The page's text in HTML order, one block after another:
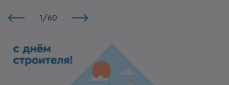
1 /60